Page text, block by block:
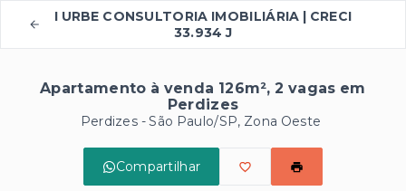
I URBE CONSULTORIA IMOBILIÁRIA | CRECI
33.934 J
Apartamento à venda 126m², 2 vagas em
Perdizes
Perdizes - São Paulo/SP, Zona Oeste
Compartilhar